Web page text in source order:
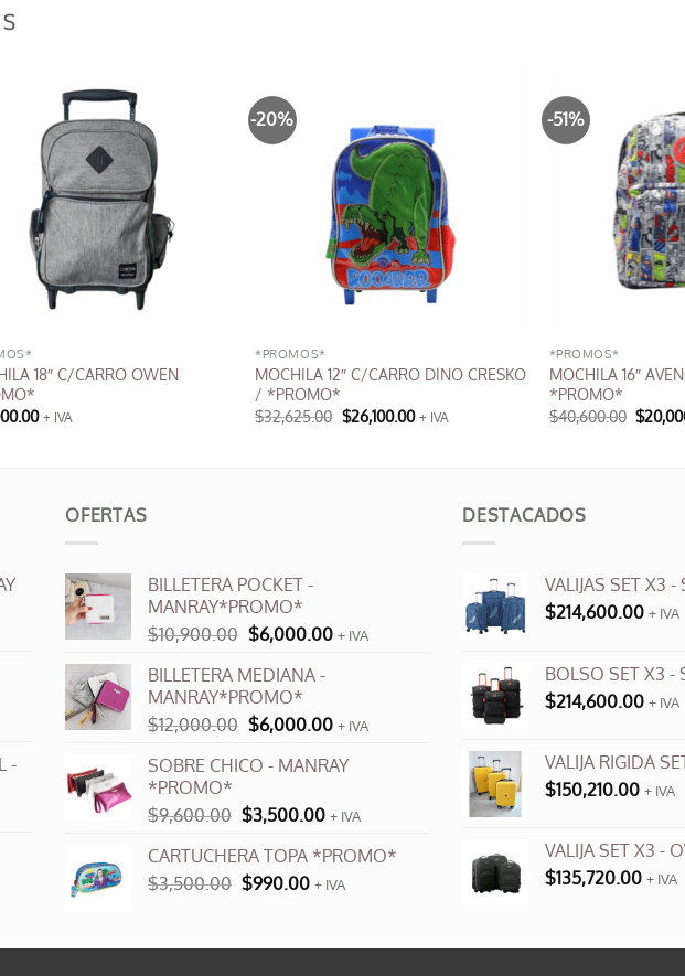
18″ C/CARRO OWEN
+ IVA
-20%
*PROMOS*
MOCHILA 12″ C/CARRO DINO CRESKO
/ *PROMO*
$32,625.00 El
precio
$26,100.00El+ IVA
-51%
*PROMOS*
MOCHILA 16″
*PROMO*
$40,600.00 El
precio
$
-
OFERTAS
BILLETERA POCKET -
MANRAY*PROMO*
$10,900.00 El
original
era:
$10,900.00.
$6,000.00El
$6,000.00.
+ IVA
BILLETERA MEDIANA -
MANRAY*PROMO*
$12,000.00 El
original
$12,000.00.
$6,000.00El
actual
$6,000.00.
+ IVA
SOBRE CHICO - MANRAY
*PROMO*
$9,600.00 El
original
era:
$3,500.00El
actual
es:
+ IVA
CARTUCHERA TOPA *PROMO*
$3,500.00 El
era:
$990.00El
es:
+ IVA
DESTACADOS
VALIJAS SET X3 -
$214,600.00 + IVA
BOLSO SET X3 -
$214,600.00 + IVA
VALIJA RIGIDA
$150,210.00 + IVA
VALIJA SET X3 -
$135,720.00 + IVA